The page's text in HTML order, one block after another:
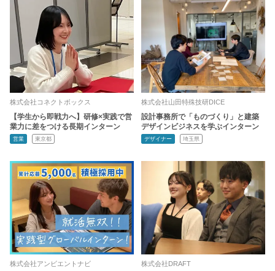
株式会社コネクトボックス
【学生から即戦力へ】研修×実践で営
業力に差をつける長期インターン
営業 東京都
株式会社山田特殊技研DICE
設計事務所で「ものづくり」と建築
デザインビジネスを学ぶインターン
デザイナー 埼玉県
株式会社アンビエントナビ 株式会社DRAFT